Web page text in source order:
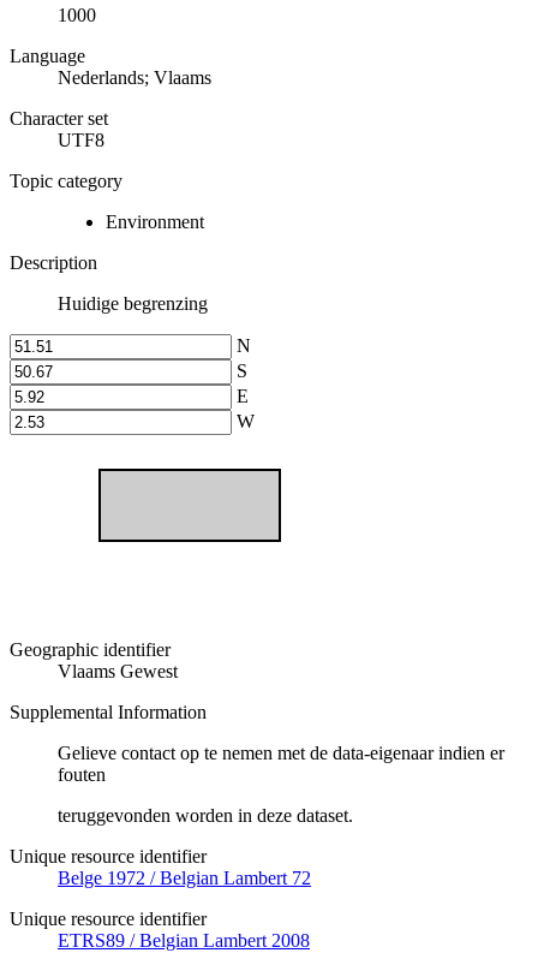
1000
Language
Nederlands; Vlaams
Character set
UTF8
Topic category
Environment
Description
Huidige begrenzing
N
S
E
W
Geographic identifier
Vlaams Gewest
Supplemental Information
Gelieve contact op te nemen met de data-eigenaar indien er
fouten
teruggevonden worden in deze dataset.
Unique resource identifier
Belge 1972 / Belgian Lambert 72
Unique resource identifier
ETRS89 / Belgian Lambert 2008